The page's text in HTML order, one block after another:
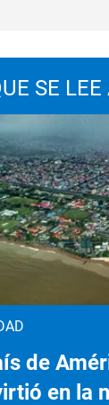
SE
de
en la